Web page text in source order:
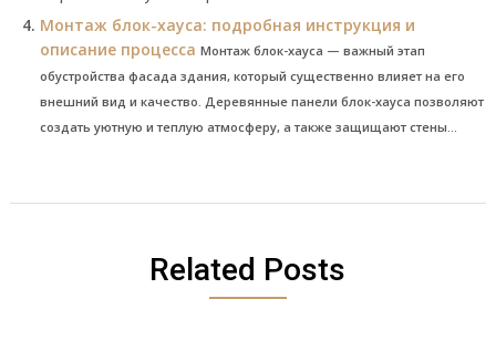
Монтаж блок-хауса: подробная инструкция и
описание процесса Монтаж блок-хауса — важный этап
обустройства фасада здания, который существенно влияет на его
внешний вид и качество. Деревянные панели блок-хауса позволяют
создать уютную и теплую атмосферу, а также защищают стены...
Related Posts